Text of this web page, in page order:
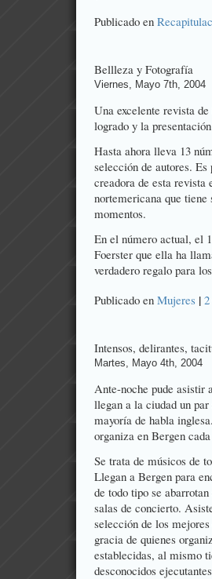
Publicado en
Bellleza y Fotografía
Viernes, Mayo 7th, 2004
Una excelente revista
logrado y la
Hasta ahora lleva 13
selección de autores.
creadora de esta revista
nortemericana que tiene
momentos.
En el número actual, el
Foerster que ella ha
verdadero regalo para
Publicado en Mujeres |
Intensos, delirantes,
Martes, Mayo 4th, 2004
Ante-noche pude asistir
llegan a la ciudad un
mayoría de habla
organiza en Bergen
Se trata de músicos de
Llegan a Bergen para
de todo tipo se
salas de concierto.
selección de los
gracia de quienes
establecidas, al mismo
desconocidos